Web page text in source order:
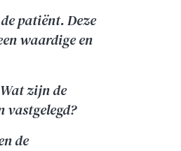
patiënt. Deze
waardige en
zijn de
vastgelegd?
de